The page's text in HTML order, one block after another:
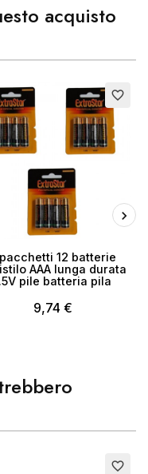
acquisto
favorite_border
12 batterie
AAA lunga durata
pile batteria pila
9,74 €
favorite_border
lista dei desideri